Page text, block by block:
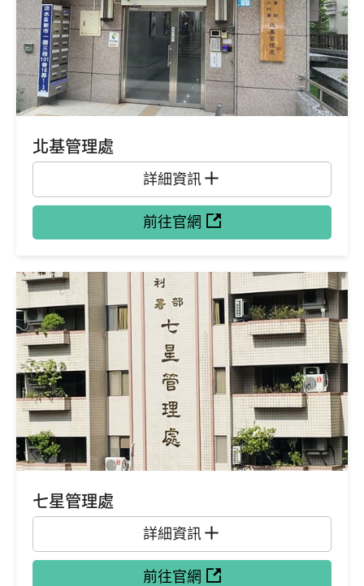
北基管理處
詳細資訊
前往官網
七星管理處
詳細資訊
前往官網